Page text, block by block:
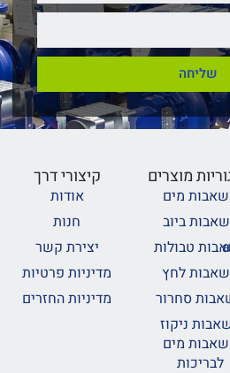
שליחה
מוצרים
מים
ביוב
טבולות
לחץ
סחרור
ניקוז
מים
לבריכות
קיצורי דרך
אודות
חנות
יצירת קשר
מדיניות פרטיות
מדיניות החזרים